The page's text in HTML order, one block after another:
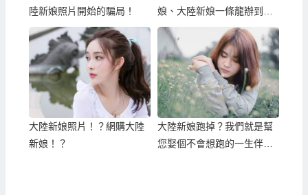
陸新娘照片開始的騙局！
娘、大陸新娘一條龍辦到好
的大陸相親服務
大陸新娘照片！？網購大陸
新娘！？
大陸新娘跑掉？我們就是幫
您娶個不會想跑的一生伴